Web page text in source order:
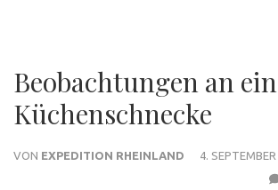
Beobachtungen an
Küchenschnecke
VON EXPEDITION RHEINLAND
4.